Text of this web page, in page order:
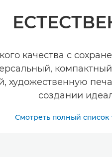
качества с
художественную
создании
Смотреть полный список